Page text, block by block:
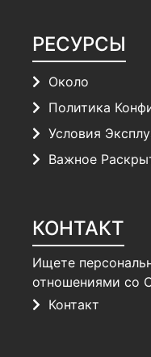
РЕСУРСЫ
Около
Политика
Условия
Важное
КОНТАКТ
Ищете
отношениями со
Контакт